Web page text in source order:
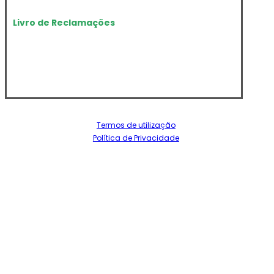
Livro de Reclamações
Termos de utilização
Política de Privacidade